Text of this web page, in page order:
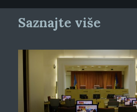
Saznajte više